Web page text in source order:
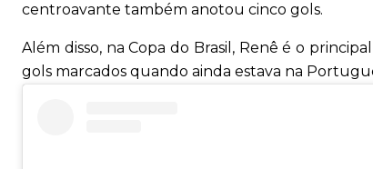
centroavante também anotou cinco gols.
Além disso, na Copa do Brasil, Renê é o
gols marcados quando ainda estava na